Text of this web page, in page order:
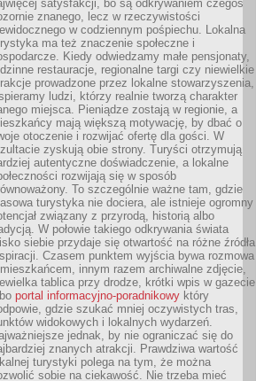
satysfakcji, bo są odkrywaniem czegoś
znanego, lecz w rzeczywistości
w codziennym pośpiechu. Lokalna
ma też znaczenie społeczne i
Kiedy odwiedzamy małe pensjonaty,
restauracje, regionalne targi czy niewielkie
prowadzone przez lokalne stowarzyszenia,
ludzi, którzy realnie tworzą charakter
miejsca. Pieniądze zostają w regionie, a
mają większą motywację, by dbać o
otoczenie i rozwijać ofertę dla gości. W
zyskują obie strony. Turyści otrzymują
autentyczne doświadczenie, a lokalne
rozwijają się w sposób
To szczególnie ważne tam, gdzie
turystyka nie dociera, ale istnieje ogromny
związany z przyrodą, historią albo
W połowie takiego odkrywania świata
siebie przydaje się otwartość na różne źródła
Czasem punktem wyjścia bywa rozmowa
innym razem archiwalne zdjęcie,
tablica przy drodze, krótki wpis w gazecie
portal informacyjno-poradnikowy który
gdzie szukać mniej oczywistych tras,
widokowych i lokalnych wydarzeń.
jednak, by nie ograniczać się do
znanych atrakcji. Prawdziwa wartość
turystyki polega na tym, że można
sobie na ciekawość. Nie trzeba mieć